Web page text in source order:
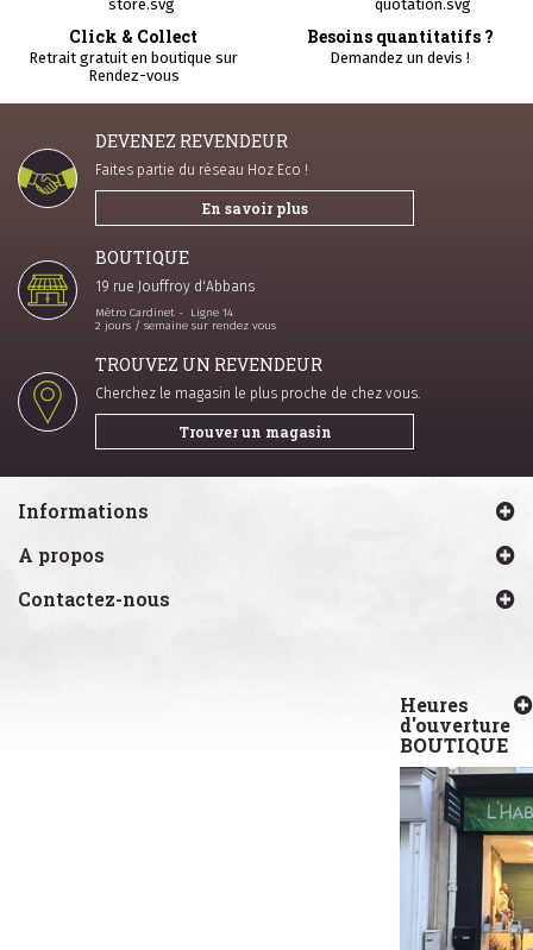
Click & Collect
Retrait gratuit en boutique sur
Rendez-vous
Besoins quantitatifs ?
Demandez un devis !
DEVENEZ REVENDEUR
Faites partie du réseau Hoz Eco !
En savoir plus
BOUTIQUE
19 rue Jouffroy d'Abbans
Métro Cardinet - Ligne 14
2 jours / semaine sur rendez vous
TROUVEZ UN REVENDEUR
Cherchez le magasin le plus proche de chez vous.
Trouver un magasin
Informations
A propos
Contactez-nous
Heures
d'ouverture
BOUTIQUE